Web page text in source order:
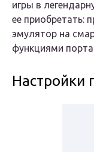
игры в
ее приобретать:
эмулятор на
функциями
Настройки